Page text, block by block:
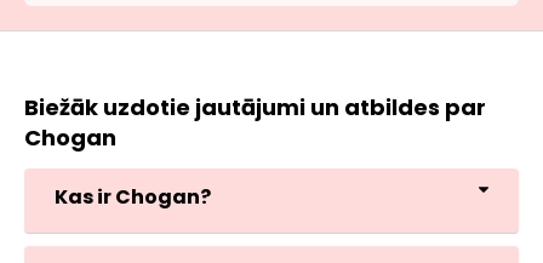
Biežāk uzdotie jautājumi un atbildes par
Chogan
Kas ir Chogan?